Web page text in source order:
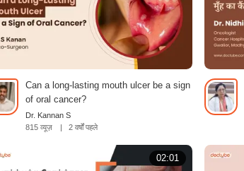
Can a long-lasting mouth ulcer be a sign
of oral cancer?
Dr. Kannan S
815 व्यूज़
| 2 वर्षों पहले
02:01